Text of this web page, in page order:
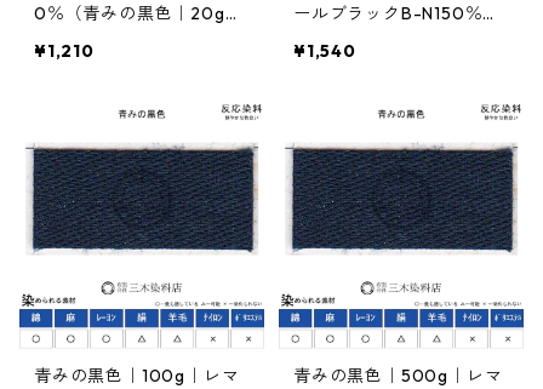
0％（青みの黒色｜20g）
¥1,210
ールブラックB-N150％｜
¥1,540
青みの黒色｜100g｜レマ
青みの黒色｜500g｜レマ